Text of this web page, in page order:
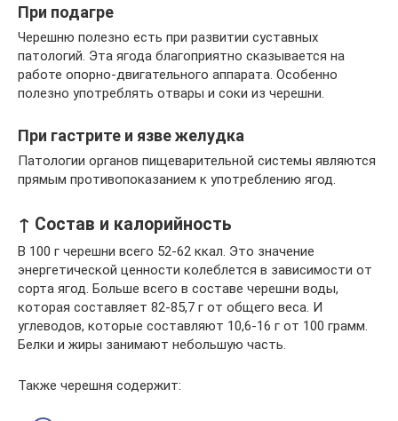
При подагре
Черешню полезно есть при развитии суставных
патологий. Эта ягода благоприятно сказывается на
работе опорно-двигательного аппарата. Особенно
полезно употреблять отвары и соки из черешни.
При гастрите и язве желудка
Патологии органов пищеварительной системы являются
прямым противопоказанием к употреблению ягод.
↑ Состав и калорийность
В 100 г черешни всего 52-62 ккал. Это значение
энергетической ценности колеблется в зависимости от
сорта ягод. Больше всего в составе черешни воды,
которая составляет 82-85,7 г от общего веса. И
углеводов, которые составляют 10,6-16 г от 100 грамм.
Белки и жиры занимают небольшую часть.
Также черешня содержит: